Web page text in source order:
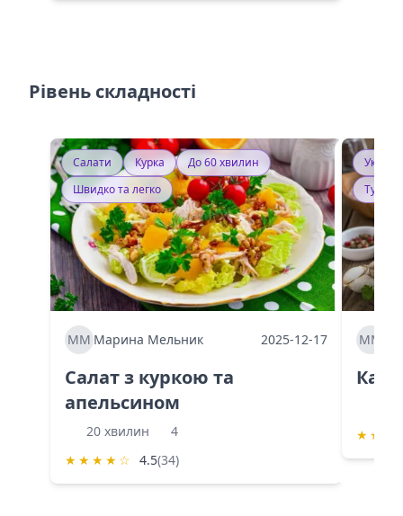
Рівень складності
Салати Курка
До 60 хвилин
Швидко та легко
ММ Марина Мельник 2025-12-17
Салат з куркою та
апельсином
20 хвилин
4
★ ★ ★ ★ ☆ 4.5(34)
ММ
★ ★